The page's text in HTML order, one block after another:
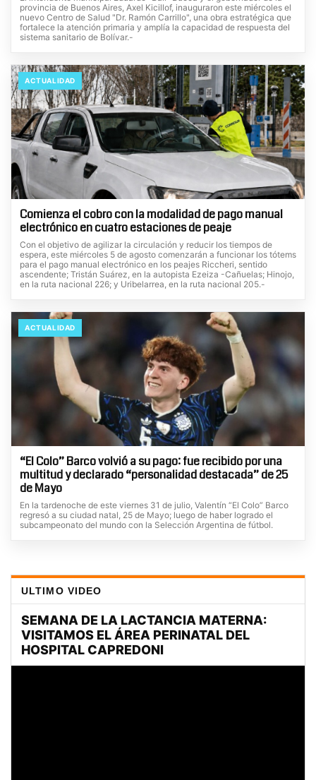
provincia de Buenos Aires, Axel Kicillof, inauguraron este miércoles el
nuevo Centro de Salud "Dr. Ramón Carrillo", una obra estratégica que
fortalece la atención primaria y amplía la capacidad de respuesta del
sistema sanitario de Bolívar.-
ACTUALIDAD
Comienza el cobro con la modalidad de pago manual
electrónico en cuatro estaciones de peaje
Con el objetivo de agilizar la circulación y reducir los tiempos de
espera, este miércoles 5 de agosto comenzarán a funcionar los tótems
para el pago manual electrónico en los peajes Riccheri, sentido
ascendente; Tristán Suárez, en la autopista Ezeiza -Cañuelas; Hinojo,
en la ruta nacional 226; y Uribelarrea, en la ruta nacional 205.-
ACTUALIDAD
“El Colo” Barco volvió a su pago: fue recibido por una
multitud y declarado “personalidad destacada” de 25
de Mayo
En la tardenoche de este viernes 31 de julio, Valentín “El Colo” Barco
regresó a su ciudad natal, 25 de Mayo; luego de haber logrado el
subcampeonato del mundo con la Selección Argentina de fútbol.
ULTIMO VIDEO